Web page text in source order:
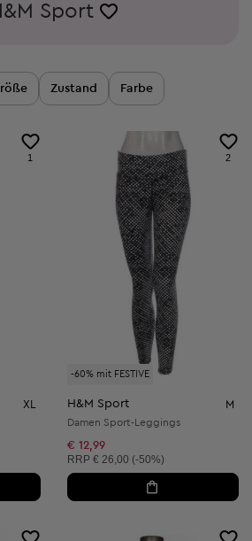
Sport
Zustand Farbe
1
XL
-60% mit FESTIVE
2
H&M Sport M
Damen Sport-Leggings
€ 12,99
Unverbindliche Preisempfehlung:
RRP € 26,00 (-50%)